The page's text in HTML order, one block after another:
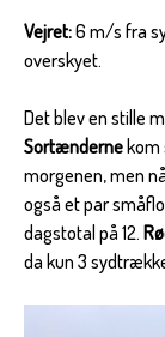
Vejret:6 m/s fra
overskyet.
Det blev en stille
Sortændernekom
morgenen, men
også et par
dagstotal på 12.
da kun 3